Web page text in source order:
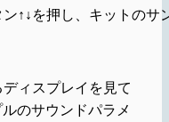
↑↓を押し、キットのサ
ィスプレイを見て
のサウンドパラメ